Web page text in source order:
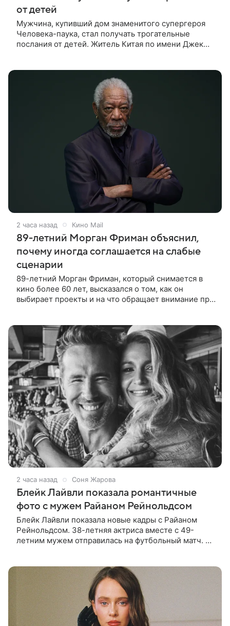
от детей
Мужчина, купивший дом знаменитого супергероя
Человека-паука, стал получать трогательные
послания от детей. Житель Китая по имени Джек
2 часа назад Кино Mail
89-летний Морган Фриман объяснил,
почему иногда соглашается на слабые
сценарии
89-летний Морган Фриман, который снимается в
кино более 60 лет, высказался о том, как он
выбирает проекты и на что обращает внимание при
2 часа назад Соня Жарова
Блейк Лайвли показала романтичные
фото с мужем Райаном Рейнольдсом
Блейк Лайвли показала новые кадры с Райаном
Рейнольдсом. 38-летняя актриса вместе с 49-
летним мужем отправилась на футбольный матч. На